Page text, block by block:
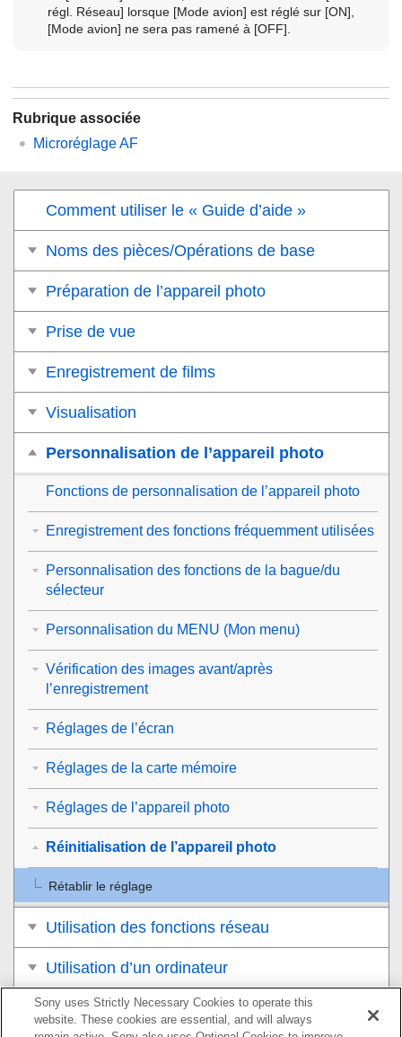
régl. Réseau] lorsque [Mode avion] est réglé sur [ON]
[Mode avion] ne sera pas ramené à [OFF]
Rubrique associée
Microréglage AF
Comment utiliser le « Guide d’aide »
Noms des pièces/Opérations de base
Préparation de l’appareil photo
Prise de vue
Enregistrement de films
Visualisation
Personnalisation de l’appareil photo
Fonctions de personnalisation de l’appareil photo
Enregistrement des fonctions fréquemment utilisées
Personnalisation des fonctions de la bague/du
sélecteur
Personnalisation du MENU (Mon menu)
Vérification des images avant/après
l’enregistrement
Réglages de l’écran
Réglages de la carte mémoire
Réglages de l’appareil photo
Réinitialisation de l’appareil photo
Rétablir le réglage
Utilisation des fonctions réseau
Utilisation d’un ordinateur
Liste des éléments du MENU
Sony uses Strictly Necessary Cookies to operate this
website. These cookies are essential, and will always